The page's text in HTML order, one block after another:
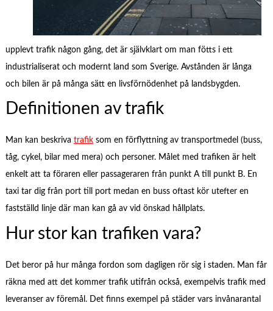
upplevt trafik någon gång, det är självklart om man fötts i ett
industrialiserat och modernt land som Sverige. Avstånden är långa
och bilen är på många sätt en livsförnödenhet på landsbygden.
Definitionen av trafik
Man kan beskriva trafiksom en förflyttning av transportmedel (buss,
tåg, cykel, bilar med mera) och personer. Målet med trafiken är helt
enkelt att ta föraren eller passageraren från punkt A till punkt B. En
taxi tar dig från port till port medan en buss oftast kör utefter en
fastställd linje där man kan gå av vid önskad hållplats.
Hur stor kan trafiken vara?
Det beror på hur många fordon som dagligen rör sig i staden. Man får
räkna med att det kommer trafik utifrån också, exempelvis trafik med
leveranser av föremål. Det finns exempel på städer vars invånarantal